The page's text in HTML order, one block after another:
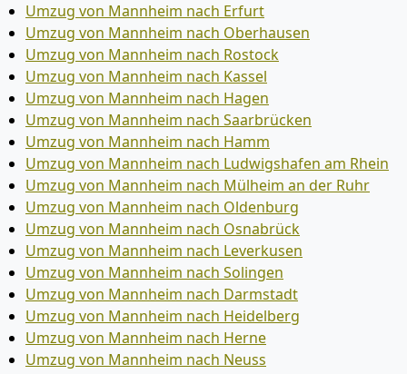
Umzug von Mannheim nach Erfurt
Umzug von Mannheim nach Oberhausen
Umzug von Mannheim nach Rostock
Umzug von Mannheim nach Kassel
Umzug von Mannheim nach Hagen
Umzug von Mannheim nach Saarbrücken
Umzug von Mannheim nach Hamm
Umzug von Mannheim nach Ludwigshafen am Rhein
Umzug von Mannheim nach Mülheim an der Ruhr
Umzug von Mannheim nach Oldenburg
Umzug von Mannheim nach Osnabrück
Umzug von Mannheim nach Leverkusen
Umzug von Mannheim nach Solingen
Umzug von Mannheim nach Darmstadt
Umzug von Mannheim nach Heidelberg
Umzug von Mannheim nach Herne
Umzug von Mannheim nach Neuss